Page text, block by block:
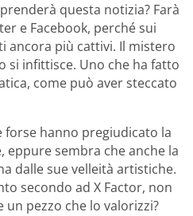
questa notizia? Farà
e Facebook, perché sui
ancora più cattivi. Il mistero
si infittisce. Uno che ha fatto
come può aver steccato
forse hanno pregiudicato la
eppure sembra che anche la
dalle sue velleità artistiche.
secondo ad X Factor, non
un pezzo che lo valorizzi?